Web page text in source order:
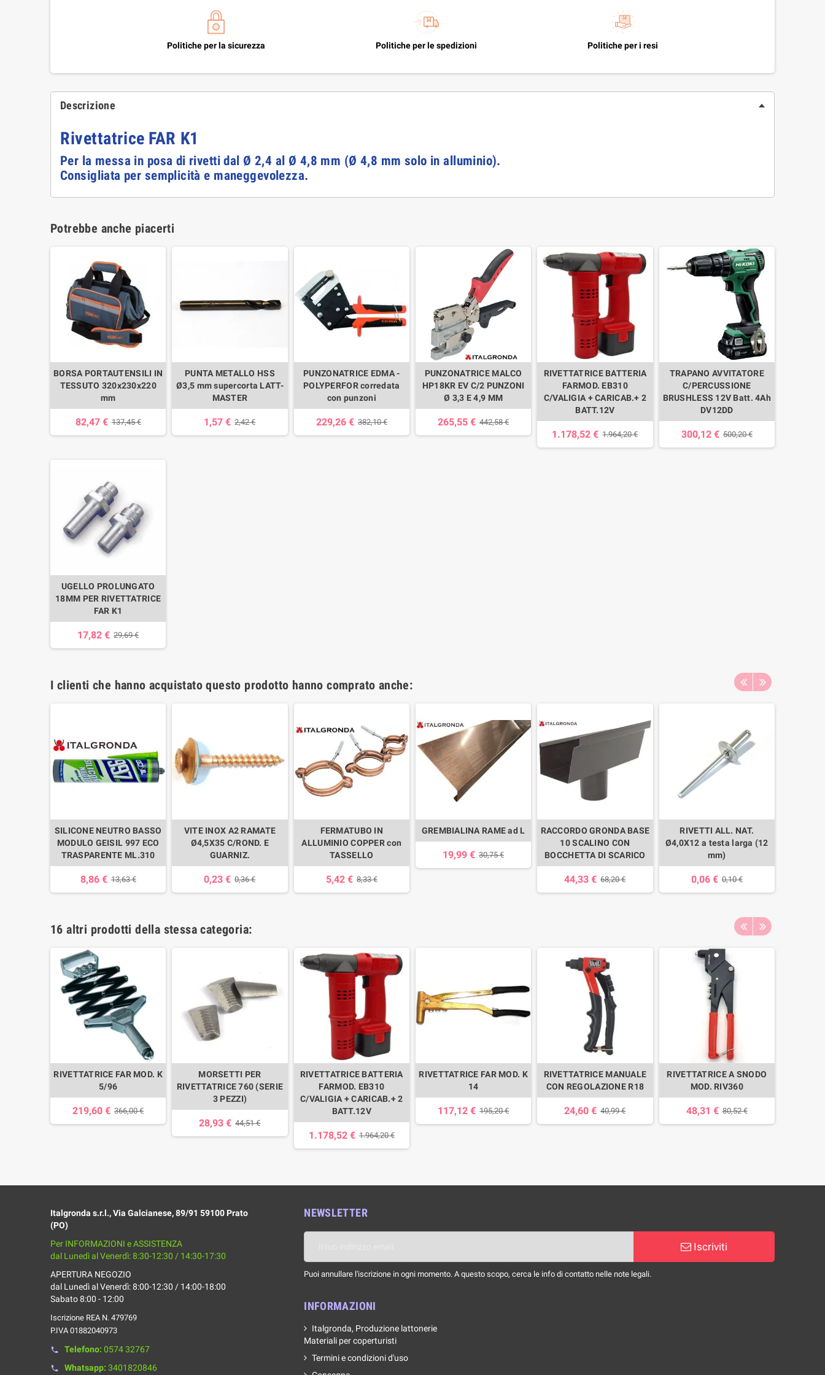
Politiche per la sicurezza Politiche per le spedizioni Politiche per i resi
Descrizione
Rivettatrice FAR K1
Per la messa in posa di rivetti dal Ø 2,4 al Ø 4,8 mm (Ø 4,8 mm solo in alluminio).
Consigliata per semplicità e maneggevolezza.
Potrebbe anche piacerti
BORSA PORTAUTENSILI IN
TESSUTO 320x230x220
mm
82,47 € 137,45 €
PUNTA METALLO HSS
Ø3,5 mm supercorta LATT-
MASTER
1,57 € 2,42 €
PUNZONATRICE EDMA -
POLYPERFOR corredata
con punzoni
229,26 € 382,10 €
PUNZONATRICE MALCO
HP18KR EV C/2 PUNZONI
Ø 3,3 E 4,9 MM
265,55 € 442,58 €
RIVETTATRICE BATTERIA
FARMOD. EB310
C/VALIGIA + CARICAB.+ 2
BATT.12V
1.178,52 € 1.964,20 €
TRAPANO AVVITATORE
C/PERCUSSIONE
BRUSHLESS 12V Batt. 4Ah
DV12DD
300,12 € 500,20 €
UGELLO PROLUNGATO
18MM PER RIVETTATRICE
FAR K1
17,82 € 29,69 €
I clienti che hanno acquistato questo prodotto hanno comprato anche:
SILICONE NEUTRO BASSO
MODULO GEISIL 997 ECO
TRASPARENTE ML.310
8,86 € 13,63 €
VITE INOX A2 RAMATE
Ø4,5X35 C/ROND. E
GUARNIZ.
0,23 € 0,36 €
FERMATUBO IN
ALLUMINIO COPPER con
TASSELLO
5,42 € 8,33 €
GREMBIALINA RAME ad L
19,99 € 30,75 €
RACCORDO GRONDA BASE
10 SCALINO CON
BOCCHETTA DI SCARICO
44,33 € 68,20 €
RIVETTI ALL. NAT.
Ø4,0X12 a testa larga (12
mm)
0,06 € 0,10 €
16 altri prodotti della stessa categoria:
RIVETTATRICE FAR MOD. K
5/96
219,60 € 366,00 €
MORSETTI PER
RIVETTATRICE 760 (SERIE
3 PEZZI)
28,93 € 44,51 €
RIVETTATRICE BATTERIA
FARMOD. EB310
C/VALIGIA + CARICAB.+ 2
BATT.12V
1.178,52 € 1.964,20 €
RIVETTATRICE FAR MOD. K
14
117,12 € 195,20 €
RIVETTATRICE MANUALE
CON REGOLAZIONE R18
24,60 € 40,99 €
RIVETTATRICE A SNODO
MOD. RIV360
48,31 € 80,52 €
Italgronda s.r.l., Via Galcianese, 89/91 59100 Prato
(PO)
Per INFORMAZIONI e ASSISTENZA
dal Lunedì al Venerdì: 8:30-12:30 / 14:30-17:30
APERTURA NEGOZIO
dal Lunedì al Venerdì: 8:00-12:30 / 14:00-18:00
Sabato 8:00 - 12:00
Iscrizione REA N. 479769
P.IVA 01882040973
phone Telefono: 0574 32767
phone Whatsapp: 3401820846
NEWSLETTER
Iscriviti
Puoi annullare l'iscrizione in ogni momento. A questo scopo, cerca le info di contatto nelle note legali.
INFORMAZIONI
Italgronda, Produzione lattonerie
Materiali per coperturisti
Termini e condizioni d'uso